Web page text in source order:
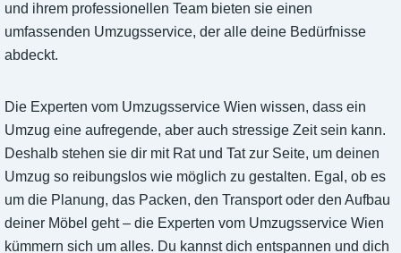
und ihrem professionellen Team bieten sie einen
umfassenden Umzugsservice, der alle deine Bedürfnisse
abdeckt.
Die Experten vom Umzugsservice Wien wissen, dass ein
Umzug eine aufregende, aber auch stressige Zeit sein kann.
Deshalb stehen sie dir mit Rat und Tat zur Seite, um deinen
Umzug so reibungslos wie möglich zu gestalten. Egal, ob es
um die Planung, das Packen, den Transport oder den Aufbau
deiner Möbel geht – die Experten vom Umzugsservice Wien
kümmern sich um alles. Du kannst dich entspannen und dich